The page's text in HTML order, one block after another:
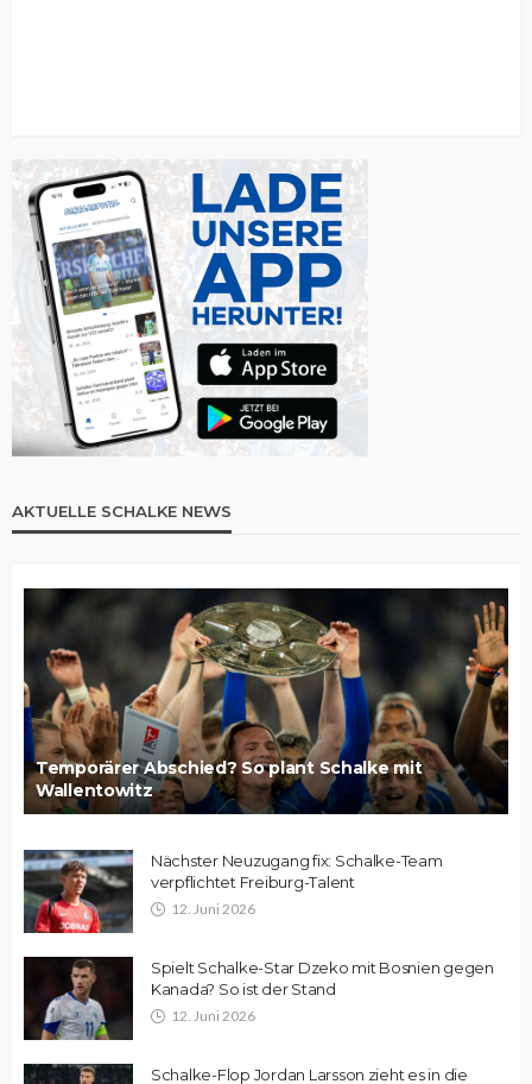
AKTUELLE SCHALKE NEWS
Temporärer Abschied? So plant Schalke mit
Wallentowitz
Nächster Neuzugang fix: Schalke-Team
verpflichtet Freiburg-Talent
12. Juni 2026
Spielt Schalke-Star Dzeko mit Bosnien gegen
Kanada? So ist der Stand
12. Juni 2026
Schalke-Flop Jordan Larsson zieht es in die